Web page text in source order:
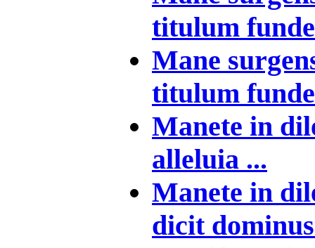
titulum
Mane
titulum
Manete in
alleluia ...
Manete in
dicit